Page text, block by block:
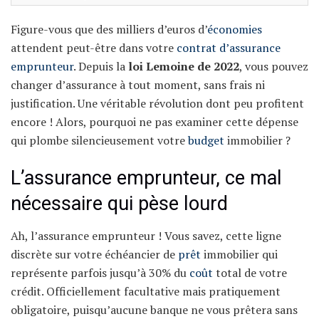
Figure-vous que des milliers d’euros d’économies
attendent peut-être dans votre contrat d’assurance
emprunteur. Depuis la loi Lemoine de 2022, vous pouvez
changer d’assurance à tout moment, sans frais ni
justification. Une véritable révolution dont peu profitent
encore ! Alors, pourquoi ne pas examiner cette dépense
qui plombe silencieusement votrebudget immobilier ?
L’assurance emprunteur, ce mal
nécessaire qui pèse lourd
Ah, l’assurance emprunteur ! Vous savez, cette ligne
discrète sur votre échéancier de prêt immobilier qui
représente parfois jusqu’à 30% du coût total de votre
crédit. Officiellement facultative mais pratiquement
obligatoire, puisqu’aucune banque ne vous prêtera sans